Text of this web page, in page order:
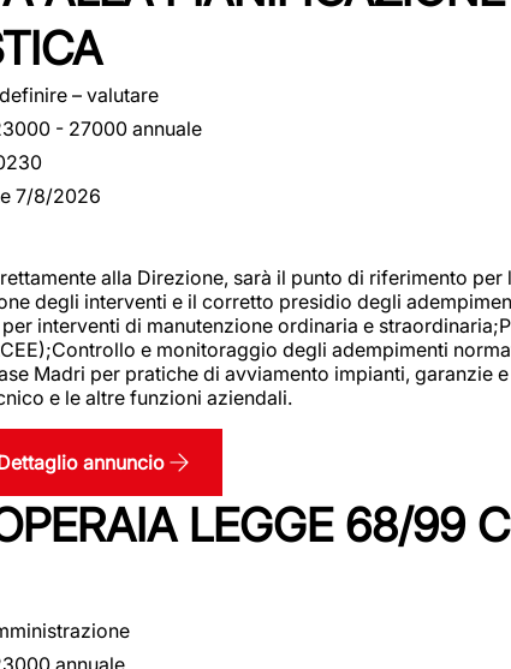
– valutare
- 27000 annuale
7/8/2026
alla Direzione, sarà il punto di riferimento
degli interventi e il corretto presidio degli
interventi di manutenzione ordinaria e
e monitoraggio degli adempimenti
Madri per pratiche di avviamento impianti,
e le altre funzioni aziendali.
annuncio
LEGGE 68/99
annuale